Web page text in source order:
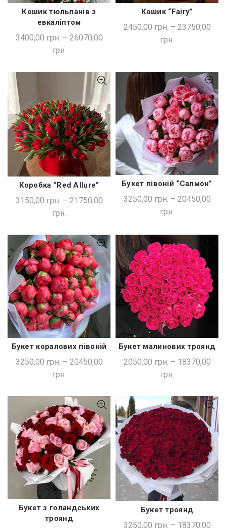
ШВИДКА ПОКУПКА
Кошик тюльпанів з
евкаліптом
3400,00 грн. – 26070,00
грн.
ШВИДКА ПОКУПКА
Кошик “Fairy”
2450,00 грн. – 23750,00
грн.
ШВИДКА ПОКУПКА
Коробка “Red Allure”
3150,00 грн. – 21750,00
грн.
ШВИДКА ПОКУПКА
Букет півоній “Салмон”
3250,00 грн. – 20450,00
грн.
ШВИДКА ПОКУПКА
Букет коралових півоній
3250,00 грн. – 20450,00
грн.
ШВИДКА ПОКУПКА
Букет малинових троянд
2050,00 грн. – 18370,00
грн.
ШВИДКА ПОКУПКА
Букет з голандських
троянд
ШВИДКА ПОКУПКА
Букет троянд
3250,00 грн. – 18370,00